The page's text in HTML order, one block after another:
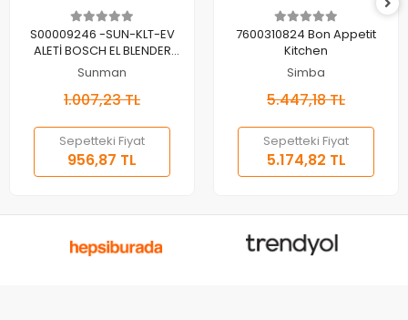
Sepete Ekle
S00009246 -SUN-KLT-EV
ALETİ BOSCH EL BLENDER
GMŞ.
Sunman
1.007,23 TL
Sepetteki Fiyat
956,87 TL
Sepete Ekle
7600310824 Bon Appetit
Kitchen
Simba
5.447,18 TL
Sepetteki Fiyat
5.174,82 TL